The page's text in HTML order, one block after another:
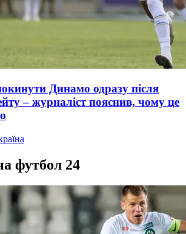
Динамо одразу після
– журналіст пояснив, чому це
футбол 24